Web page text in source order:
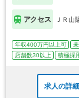
アクセス ＪＲ山
年収400万円以上可
店舗数30以上
積極採
求人の詳